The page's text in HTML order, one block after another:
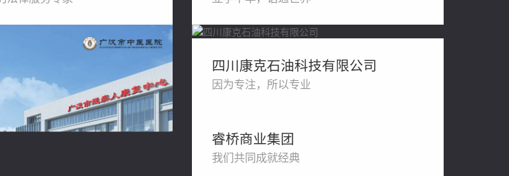
四川康克石油科技有限公司
因为专注，所以专业
睿桥商业集团
我们共同成就经典